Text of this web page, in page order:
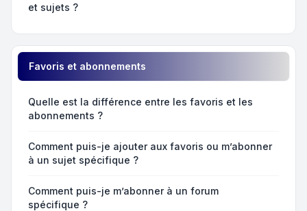
et sujets ?
Favoris et abonnements
Quelle est la différence entre les favoris et les
abonnements ?
Comment puis-je ajouter aux favoris ou m’abonner
à un sujet spécifique ?
Comment puis-je m’abonner à un forum
spécifique ?